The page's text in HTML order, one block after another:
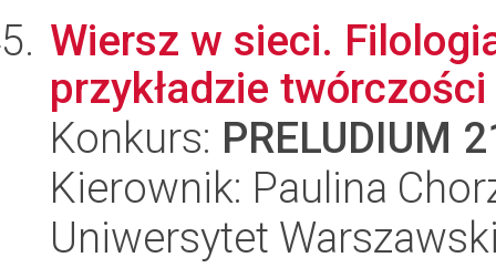
Wiersz w sieci.
przykładzie
Konkurs: PRELUDIUM
Kierownik: Paulina
Uniwersytet